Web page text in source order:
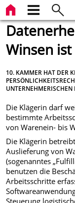
Winsen
10. KAMMER HAT DER
Die Klägerin darf
bestimmte
von Warenein- bis
Die Klägerin
Auslieferung von
(sogenanntes
benutzen die
Arbeitsschritte